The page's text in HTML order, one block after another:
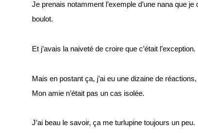
Je prenais notamment l’exemple d’une nana que
boulot.
Et j’avais la naiveté de croire que c’était l’exception.
Mais en postant ça, j’ai eu une dizaine de
Mon amie n’était pas un cas isolée.
J’ai beau le savoir, ça me turlupine toujours un peu.